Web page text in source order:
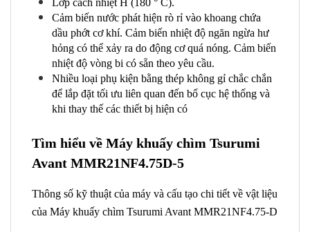
Lớp cách nhiệt H (180 ° C).
Cảm biến nước phát hiện rò rỉ vào khoang chứa
dầu phớt cơ khí. Cảm biến nhiệt độ ngăn ngừa hư
hỏng có thể xảy ra do động cơ quá nóng. Cảm biến
nhiệt độ vòng bi có sẵn theo yêu cầu.
Nhiều loại phụ kiện bằng thép không gỉ chắc chắn
để lắp đặt tối ưu liên quan đến bố cục hệ thống và
khi thay thế các thiết bị hiện có
Tìm hiểu về Máy khuấy chìm Tsurumi
Avant MMR21NF4.75D-5
Thông số kỹ thuật của máy và cấu tạo chi tiết về vật liệu
của Máy khuấy chìm Tsurumi Avant MMR21NF4.75-D